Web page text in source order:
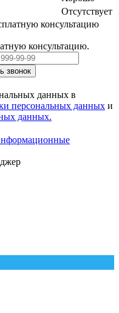
Отсутствует
консультацию.
звонок
данных в
персональных данных и
данных.